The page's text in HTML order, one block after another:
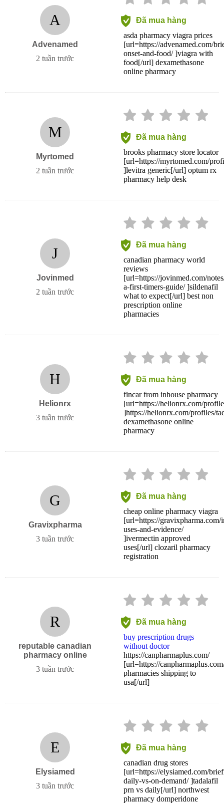
A
Advenamed
2 tuần trước
Đã mua hàng
asda pharmacy viagra prices
[url=https://advenamed.com/
onset-and-food/ ]viagra with
food[/url] dexamethasone
online pharmacy
M
Myrtomed
2 tuần trước
Đã mua hàng
brooks pharmacy store locator
[url=https://myrtomed.com/
]levitra generic[/url] optum rx
pharmacy help desk
J
Jovinmed
2 tuần trước
Đã mua hàng
canadian pharmacy world
reviews
[url=https://jovinmed.com/
a-first-timers-guide/ ]sildenafil
what to expect[/url] best non
prescription online
pharmacies
H
Helionrx
3 tuần trước
Đã mua hàng
fincar from inhouse pharmacy
[url=https://helionrx.com/
]https://helionrx.com/profiles/
dexamethasone online
pharmacy
G
Gravixpharma
3 tuần trước
Đã mua hàng
cheap online pharmacy viagra
[url=https://gravixpharma.com/
uses-and-evidence/
]ivermectin approved
uses[/url] clozaril pharmacy
registration
R
reputable canadian
pharmacy online
3 tuần trước
Đã mua hàng
buy prescription drugs
without doctor
https://canpharmaplus.com/
[url=https://
pharmacies shipping to
usa[/url]
E
Elysiamed
3 tuần trước
Đã mua hàng
canadian drug stores
[url=https://elysiamed.com/
daily-vs-on-demand/ ]tadalafil
prn vs daily[/url] northwest
pharmacy domperidone